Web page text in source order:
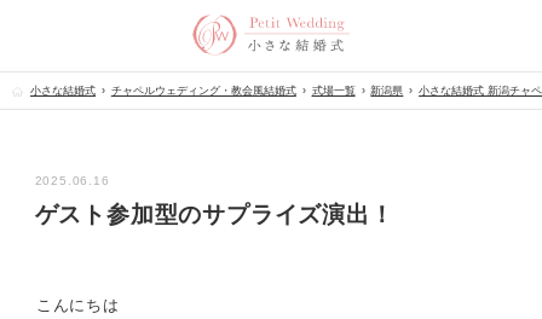
小さな結婚式 チャペルウェディング・教会風結婚式 式場一覧 新潟県 小さな結婚式 新潟チャ
2025.06.16
ゲスト参加型のサプライズ演出！
こんにちは